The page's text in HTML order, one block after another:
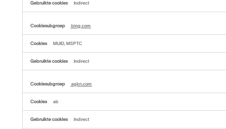
Indirect
bing.com
MUID, MSPTC
Indirect
agkn.com
ab
Indirect